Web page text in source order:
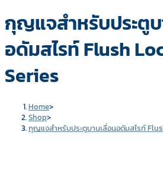
กุญแจสำหรับประตู
อดัมสไรท์ Flush
Series
Home>
Shop>
กุญแจสำหรับประตูบานเลื่อนอดัมสไรท์